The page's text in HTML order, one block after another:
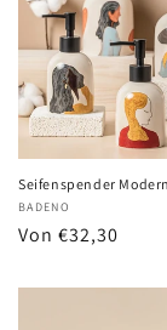
Seifenspender
Anbieter:
BADENO
Normaler
Von €32,30